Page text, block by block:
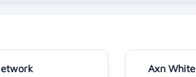
Axn White